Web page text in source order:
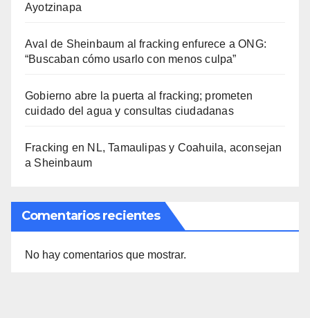
Ayotzinapa
Aval de Sheinbaum al fracking enfurece a ONG:
“Buscaban cómo usarlo con menos culpa”
Gobierno abre la puerta al fracking; prometen
cuidado del agua y consultas ciudadanas
Fracking en NL, Tamaulipas y Coahuila, aconsejan
a Sheinbaum
Comentarios recientes
No hay comentarios que mostrar.